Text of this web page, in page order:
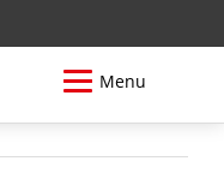
Menu